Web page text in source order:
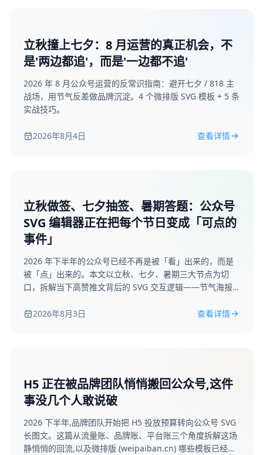
立秋撞上七夕：8 月运营的真正机会，不
是'两边都追'，而是'一边都不追'
2026 年 8 月公众号运营的反常识指南：避开七夕 / 818 主
战场，用节气反差做品牌沉淀。4 个微排版 SVG 模板 + 5 条
实战技巧。
2026年8月4日 查看详情
立秋做签、七夕抽签、暑期答题：公众号
SVG 编辑器正在把每个节日变成「可点的
事件」
2026 年下半年的公众号已经不再是被「看」出来的，而是
被「点」出来的。本文以立秋、七夕、暑期三大节点为切
口，拆解当下高赞推文背后的 SVG 交互逻辑——节气海报
题人设如何成为品牌的第一次对话；并结合微排版
2026年8月3日 查看详情
H5 正在被品牌团队悄悄搬回公众号,这件
事没几个人敢说破
2026 下半年,品牌团队开始把 H5 投放预算转向公众号 SVG
长图文。这篇从流量账、品牌账、平台账三个角度拆解这场
静悄悄的回流,以及微排版 (weipaiban.cn) 哪些模板已经接